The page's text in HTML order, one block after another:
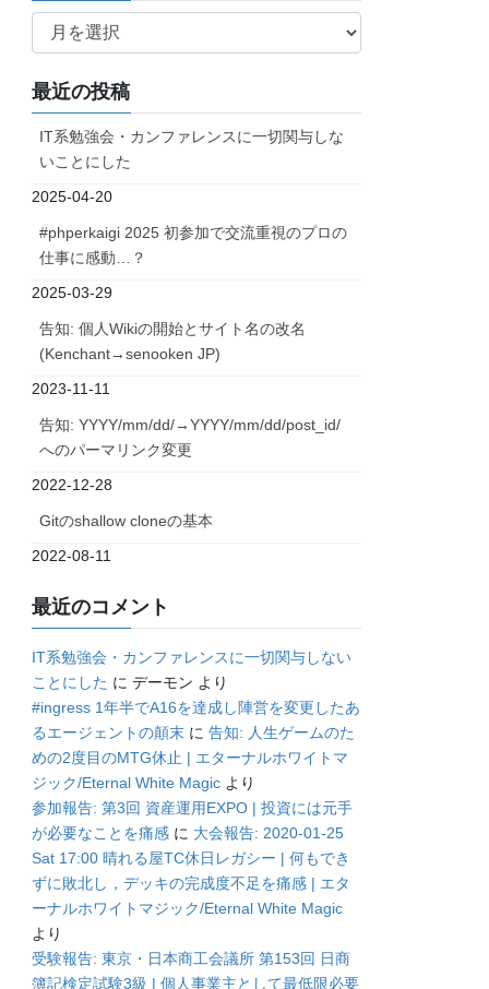
ア
イ
ブ
最近の投稿
IT系勉強会・カンファレンスに一切関与しな
いことにした
2025-04-20
#phperkaigi 2025 初参加で交流重視のプロの
仕事に感動…？
2025-03-29
告知: 個人Wikiの開始とサイト名の改名
(Kenchant→senooken JP)
2023-11-11
告知: YYYY/mm/dd/→YYYY/mm/dd/post_id/
へのパーマリンク変更
2022-12-28
Gitのshallow cloneの基本
2022-08-11
最近のコメント
IT系勉強会・カンファレンスに一切関与しない
ことにした にデーモン より
#ingress 1年半でA16を達成し陣営を変更したあ
るエージェントの顛末 に告知: 人生ゲームのた
めの2度目のMTG休止 | エターナルホワイトマ
ジック/Eternal White Magic より
参加報告: 第3回 資産運用EXPO | 投資には元手
が必要なことを痛感 に 大会報告: 2020-01-25
Sat 17:00 晴れる屋TC休日レガシー | 何もでき
ずに敗北し，デッキの完成度不足を痛感 | エタ
ーナルホワイトマジック/Eternal White Magic
より
受験報告: 東京・日本商工会議所 第153回 日商
簿記検定試験3級 | 個人事業主として最低限必要